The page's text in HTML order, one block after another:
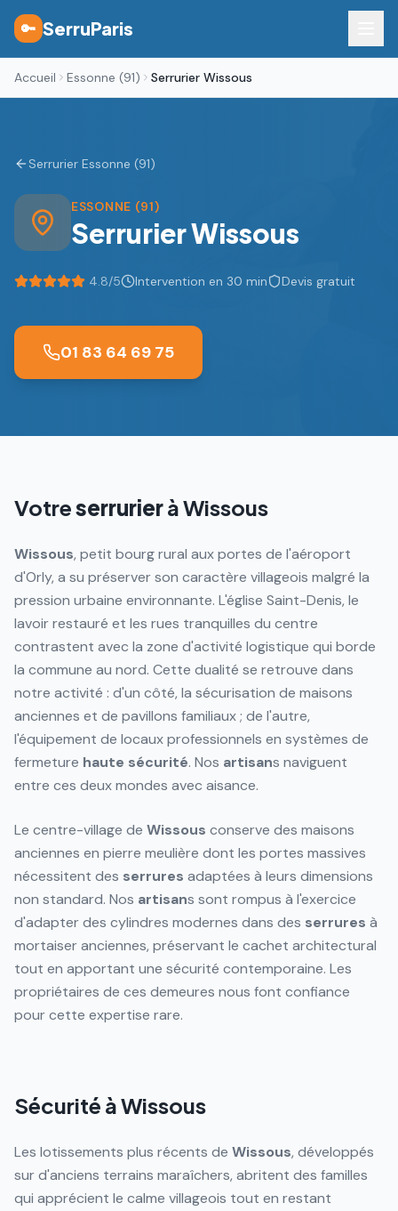
🔑 SerruParis
Accueil Essonne (91) Serrurier Wissous
Serrurier Essonne (91)
ESSONNE (91)
SerrurierWissous
4.8/5 Intervention en 30 min Devis gratuit
01 83 64 69 75
VotreserrurieràWissous
Wissous, petit bourg rural aux portes de l'aéroport
d'Orly, a su préserver son caractère villageois malgré la
pression urbaine environnante. L'église Saint-Denis, le
lavoir restauré et les rues tranquilles du centre
contrastent avec la zone d'activité logistique qui borde
la commune au nord. Cette dualité se retrouve dans
notre activité : d'un côté, la sécurisation de maisons
anciennes et de pavillons familiaux ; de l'autre,
l'équipement de locaux professionnels en systèmes de
fermeture haute sécurité. Nos artisans naviguent
entre ces deux mondes avec aisance.
Le centre-village de Wissous conserve des maisons
anciennes en pierre meulière dont les portes massives
nécessitent des serrures adaptées à leurs dimensions
non standard. Nos artisans sont rompus à l'exercice
d'adapter des cylindres modernes dans des serrures à
mortaiser anciennes, préservant le cachet architectural
tout en apportant une sécurité contemporaine. Les
propriétaires de ces demeures nous font confiance
pour cette expertise rare.
Sécurité à Wissous
Les lotissements plus récents de Wissous, développés
sur d'anciens terrains maraîchers, abritent des familles
qui apprécient le calme villageois tout en restant